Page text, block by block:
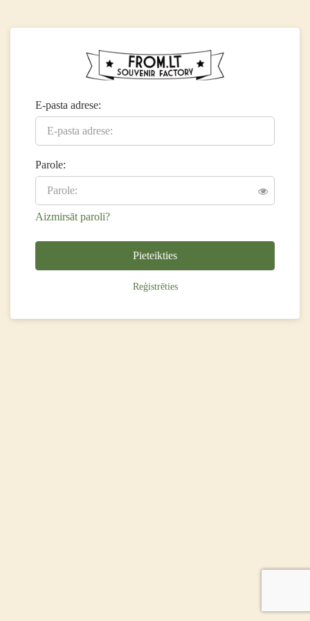
E-pasta adrese:
Parole:
Aizmirsāt paroli?
Pieteikties
Reģistrēties